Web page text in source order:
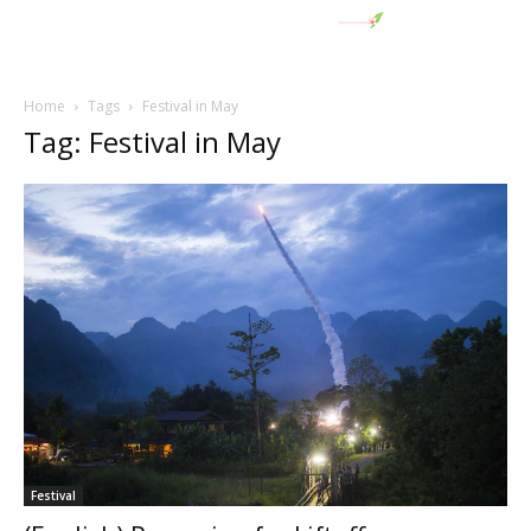
Home Tags Festival in May
Tag: Festival in May
Festival